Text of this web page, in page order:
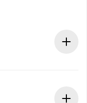
por adelantado.